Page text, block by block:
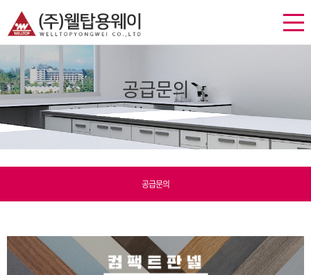
공급문의
공급문의